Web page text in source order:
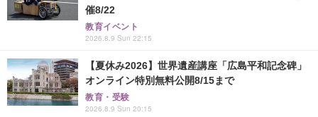
催8/22
教育イベント
2026.8.9 Sun 22:15
【夏休み2026】世界遺産講座「広島平和記念碑」
オンライン特別無料公開8/15まで
教育・受験
2026.8.9 Sun 20:15